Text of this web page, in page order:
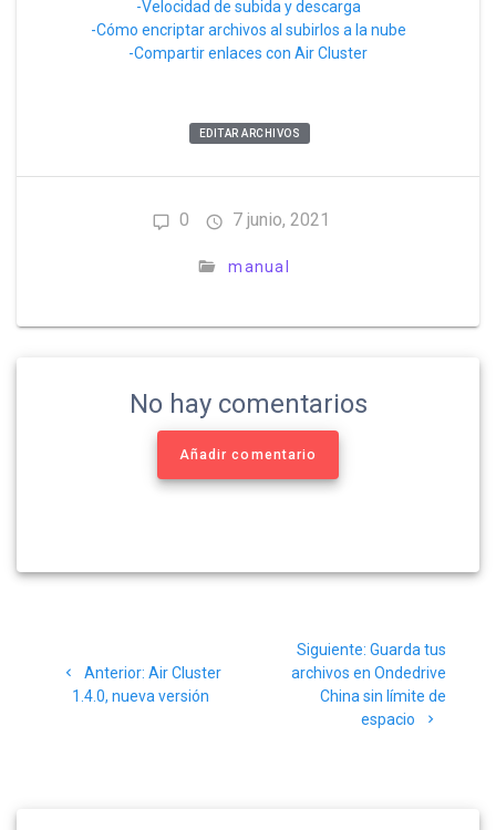
-Velocidad de subida y descarga
-Cómo encriptar archivos al subirlos a la nube
-Compartir enlaces con Air Cluster
EDITAR ARCHIVOS
0 7 junio, 2021
manual
No hay comentarios
Añadir comentario
Anterior: Air Cluster
1.4.0, nueva versión
Siguiente: Guarda tus
archivos en Ondedrive
China sin límite de
espacio